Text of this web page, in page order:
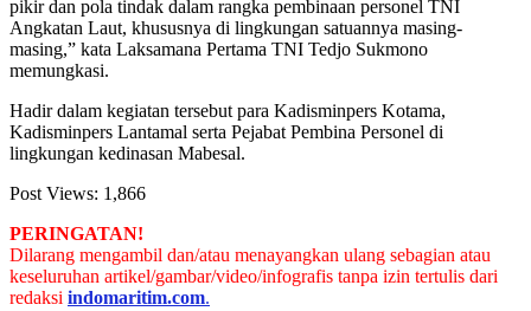
pikir dan pola tindak dalam rangka pembinaan personel TNI
Angkatan Laut, khususnya di lingkungan satuannya masing-
masing,” kata Laksamana Pertama TNI Tedjo Sukmono
memungkasi.
Hadir dalam kegiatan tersebut para Kadisminpers Kotama,
Kadisminpers Lantamal serta Pejabat Pembina Personel di
lingkungan kedinasan Mabesal.
Post Views: 1,866
PERINGATAN!
Dilarang mengambil dan/atau menayangkan ulang sebagian atau
keseluruhan artikel/gambar/video/infografis tanpa izin tertulis dari
redaksi indomaritim.com.